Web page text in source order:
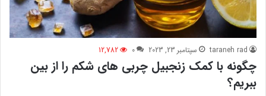
taraneh rad سپتامبر 23, 2023 0
12,782
چگونه با کمک زنجبیل چربی های شکم را از بین
ببریم؟